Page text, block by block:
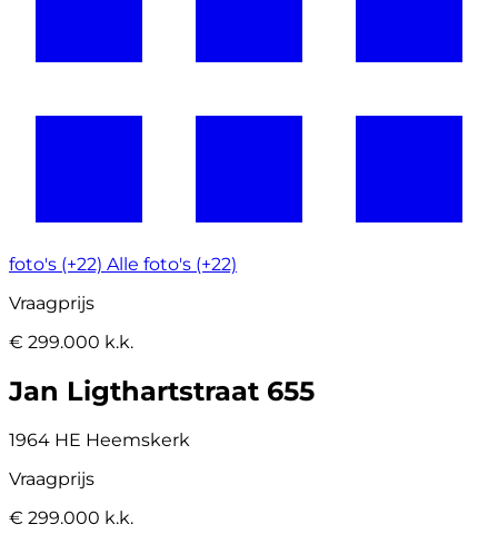
foto's (+22) Alle foto's (+22)
Vraagprijs
€ 299.000 k.k.
Jan Ligthartstraat 655
1964 HE Heemskerk
Vraagprijs
€ 299.000 k.k.